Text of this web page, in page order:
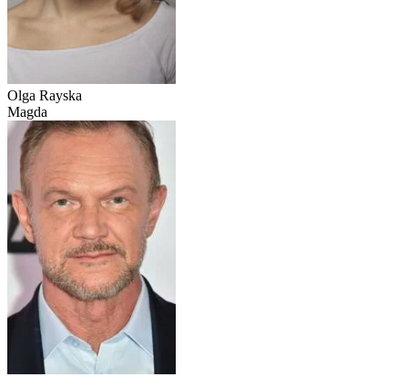
Olga Rayska
Magda